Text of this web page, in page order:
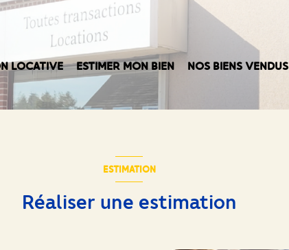
LOCATIVE ESTIMER MON BIEN NOS BIENS VENDUS
ESTIMATION
Réaliser une estimation